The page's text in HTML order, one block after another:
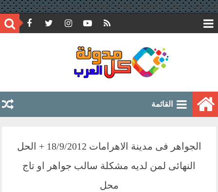
google.com, pub-6597891051776804, DIRECT, f08c47fec0942fa0
القائمة
الجواهر فى مدينة الاهرامات 18/9/2012 + الحل
النهائى لمن لديه مشكلة سالب جواهر او تاج
محل